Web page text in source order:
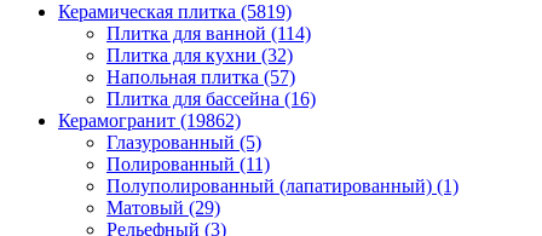
Керамическая плитка (5819)
Плитка для ванной (114)
Плитка для кухни (32)
Напольная плитка (57)
Плитка для бассейна (16)
Керамогранит (19862)
Глазурованный (5)
Полированный (11)
Полуполированный (лапатированный) (1)
Матовый (29)
Рельефный (3)